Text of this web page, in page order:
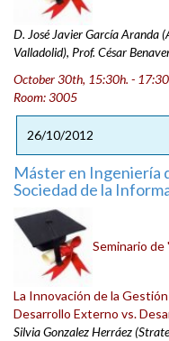
D. José Javier García Aranda
Valladolid), Prof. César
October 30th, 15:30h. -
Room: 3005
26/10/2012
Máster en Ingeniería
Sociedad de la
Seminario
La Innovación de la
Desarrollo Externo vs.
Silvia Gonzalez Herráez